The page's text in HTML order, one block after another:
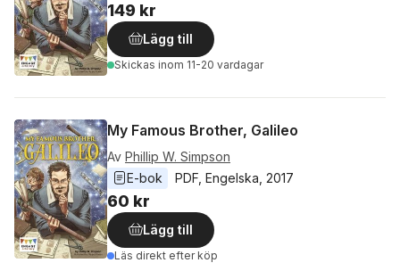
149 kr
Lägg till
Skickas inom 11-20 vardagar
My Famous Brother, Galileo
Av Phillip W. Simpson
E-bok
PDF Engelska 2017
60 kr
Lägg till
Läs direkt efter köp